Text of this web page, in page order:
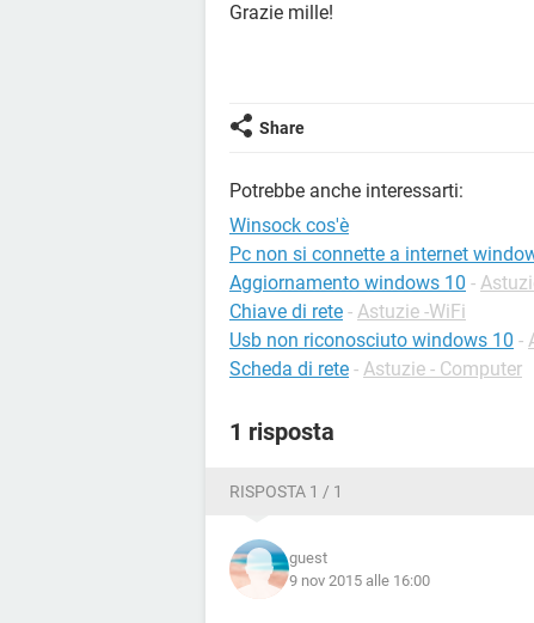
Grazie mille!
Share
Potrebbe anche interessarti:
Winsock cos'è
Pc non si connette a internet
Aggiornamento windows 10 -
Chiave di rete - Astuzie -WiFi
Usb non riconosciuto windows 10 -
Scheda di rete - Astuzie - Computer
1 risposta
RISPOSTA 1 / 1
guest
9 nov 2015 alle 16:00